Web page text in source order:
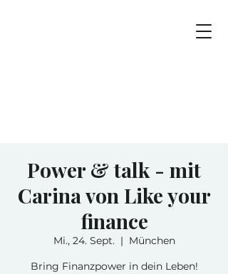
Power & talk - mit
Carina von Like your
finance
Mi., 24. Sept.
  |
München
Bring Finanzpower in dein Leben!